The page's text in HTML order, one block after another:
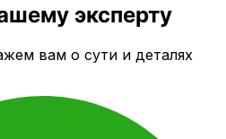
эксперту
вам о сути и деталях